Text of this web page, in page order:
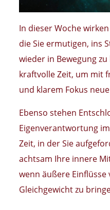
In dieser Woche
die Sie ermutigen, ins
wieder in Bewegung
kraftvolle Zeit, um mit
und klarem Fokus
Ebenso stehen
Eigenverantwortung
Zeit, in der Sie
achtsam Ihre innere
wenn äußere Einflüsse
Gleichgewicht zu